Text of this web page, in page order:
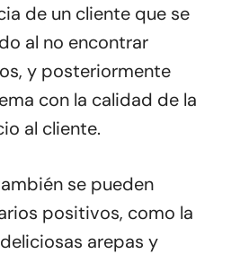
de un cliente que se
al no encontrar
y posteriormente
con la calidad de la
al cliente.
se pueden
positivos, como la
arepas y